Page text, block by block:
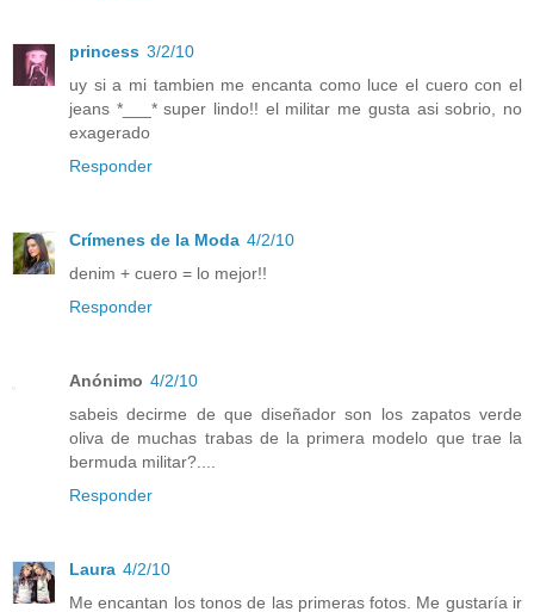
princess 3/2/10
uy si a mi tambien me encanta como luce el cuero con el
jeans *___* super lindo!! el militar me gusta asi sobrio, no
exagerado
Responder
Crímenes de la Moda 4/2/10
denim + cuero = lo mejor!!
Responder
Anónimo 4/2/10
sabeis decirme de que diseñador son los zapatos verde
oliva de muchas trabas de la primera modelo que trae la
bermuda militar?....
Responder
Laura 4/2/10
Me encantan los tonos de las primeras fotos. Me gustaría ir